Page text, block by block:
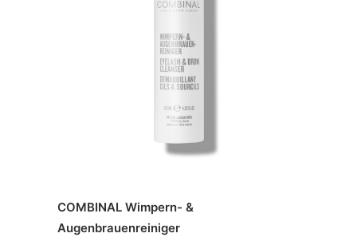
COMBINAL Wimpern- &
Augenbrauenreiniger